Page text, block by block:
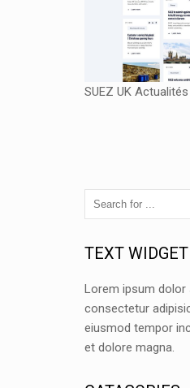
SUEZ UK Actualités
TEXT WIDGET
Lorem ipsum dolor
consectetur
eiusmod tempor
et dolore magna.